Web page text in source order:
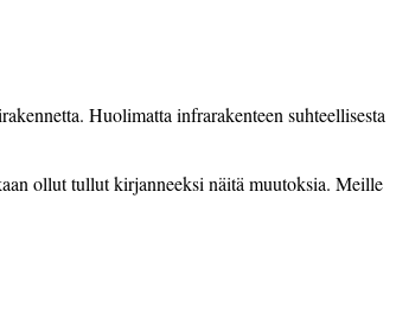
Huolimatta infrarakenteen suhteellisesta
ollut tullut kirjanneeksi näitä muutoksia. Meille